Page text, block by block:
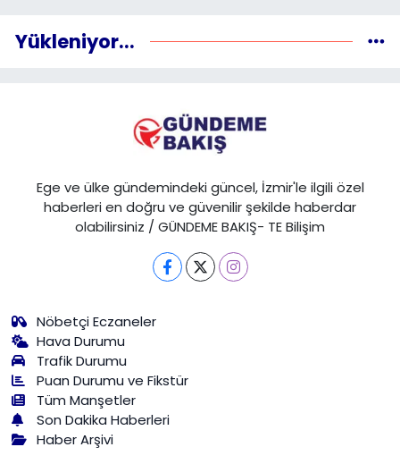
Yükleniyor...
Ege ve ülke gündemindeki güncel, İzmir'le ilgili özel
haberleri en doğru ve güvenilir şekilde haberdar
olabilirsiniz / GÜNDEME BAKIŞ- TE Bilişim
Nöbetçi Eczaneler
Hava Durumu
Trafik Durumu
Puan Durumu ve Fikstür
Tüm Manşetler
Son Dakika Haberleri
Haber Arşivi